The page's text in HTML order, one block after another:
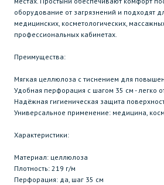
оборудование от загрязнений и подходят
медицинских, косметологических,
профессиональных кабинетах.
Преимущества:
Мягкая целлюлоза с тиснением для
Удобная перфорация с шагом 35 см - легко
Надёжная гигиеническая защита
Универсальное применение: медицина,
Характеристики:
Материал: целлюлоза
Плотность: 219 г/м
Перфорация: да, шаг 35 см